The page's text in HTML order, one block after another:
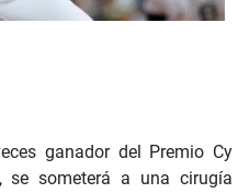
ganador del Premio Cy
se someterá a una cirugía